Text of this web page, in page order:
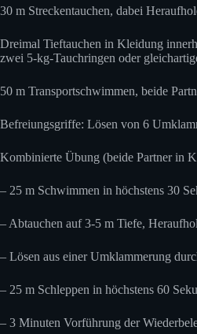
30 m Streckentauchen, dabei
Dreimal Tieftauchen in Kleidung
zwei 5-kg-Tauchringen oder
50 m Transportschwimmen, beide
Befreiungsgriffe: Lösen von 6
Kombinierte Übung (beide Partner in
– 25 m Schwimmen in höchstens 30
– Abtauchen auf 3-5 m Tiefe,
– Lösen aus einer Umklammerung
– 25 m Schleppen in höchstens 60
– 3 Minuten Vorführung der